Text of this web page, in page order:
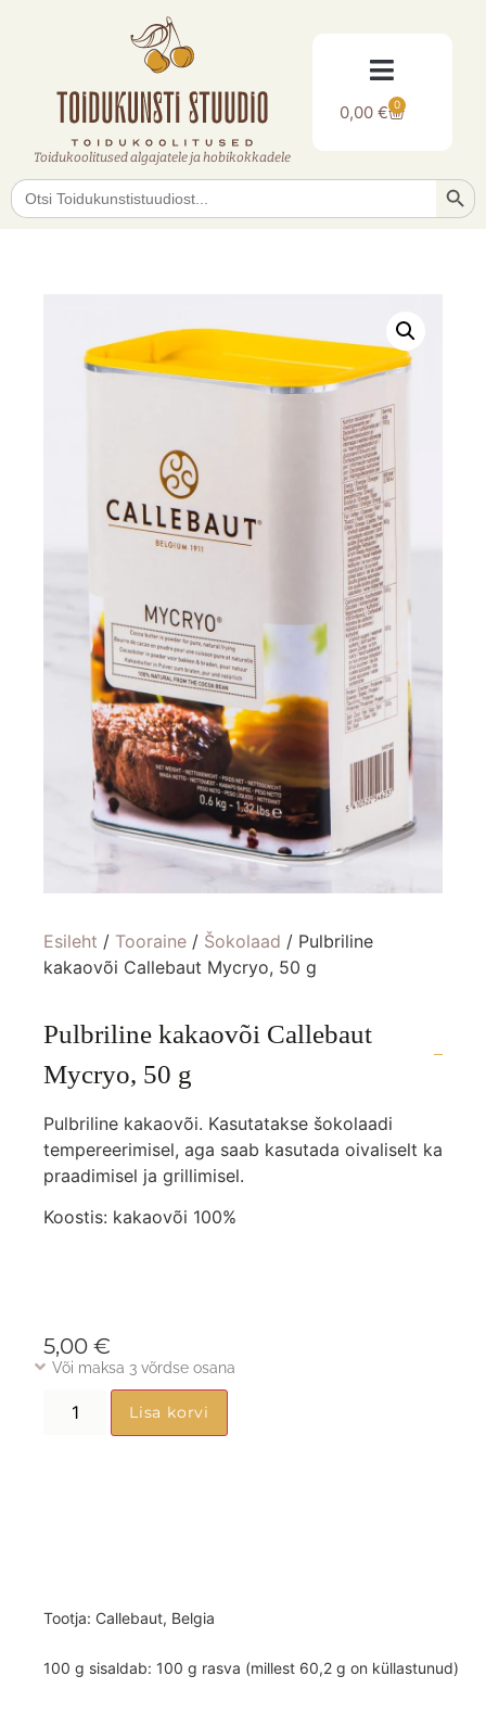
Toidukoolitused algajatele ja hobikokkadele
0,00€ 0
Search
for:
Esileht / Tooraine / Šokolaad / Pulbriline
kakaovõi Callebaut Mycryo, 50 g
Pulbriline kakaovõi Callebaut
Mycryo, 50 g
Pulbriline kakaovõi. Kasutatakse šokolaadi
tempereerimisel, aga saab kasutada oivaliselt ka
praadimisel ja grillimisel.
Koostis: kakaovõi 100%
5,00 €
Või maksa 3 võrdse osana
Lisa korvi
Tootja: Callebaut, Belgia
100 g sisaldab: 100 g rasva (millest 60,2 g on küllastunud)